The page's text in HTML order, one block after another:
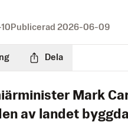
Publicerad 2026-06-09
Dela
Mark
av landet